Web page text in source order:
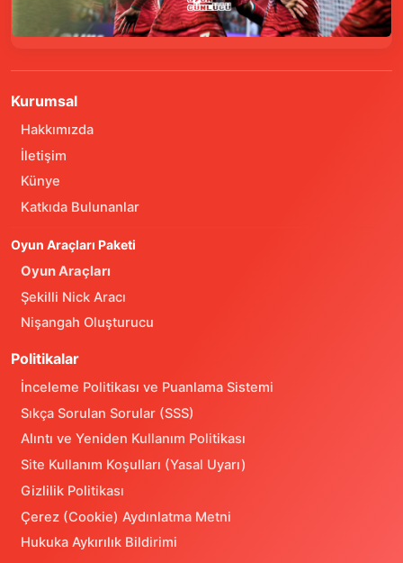
Kurumsal
Hakkımızda
İletişim
Künye
Katkıda Bulunanlar
Oyun Araçları Paketi
Oyun Araçları
Şekilli Nick Aracı
Nişangah Oluşturucu
Politikalar
İnceleme Politikası ve Puanlama Sistemi
Sıkça Sorulan Sorular (SSS)
Alıntı ve Yeniden Kullanım Politikası
Site Kullanım Koşulları (Yasal Uyarı)
Gizlilik Politikası
Çerez (Cookie) Aydınlatma Metni
Hukuka Aykırılık Bildirimi